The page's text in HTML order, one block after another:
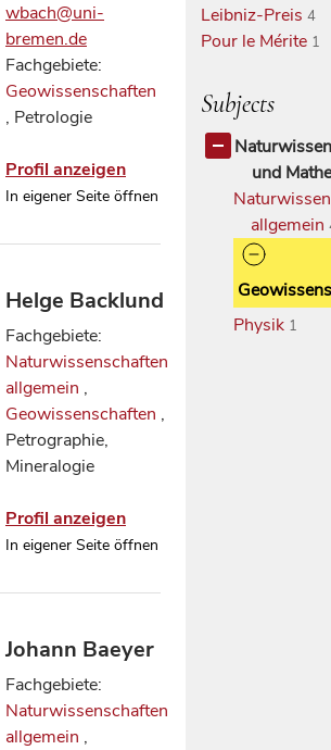
wbach@uni-
bremen.de
Fachgebiete:
Geowissenschaften
, Petrologie
Profil anzeigen
In eigener Seite öffnen
Helge Backlund
Fachgebiete:
Naturwissenschaften
allgemein ,
Geowissenschaften ,
Petrographie,
Mineralogie
Profil anzeigen
In eigener Seite öffnen
Johann Baeyer
Fachgebiete:
Naturwissenschaften
allgemein ,
Leibniz-Preis 4
Pour le Mérite 1
Subjects
und
allgemein
Physik 1